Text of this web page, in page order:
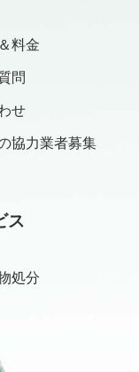
料金
問
せ
協力業者募集
ス
処分